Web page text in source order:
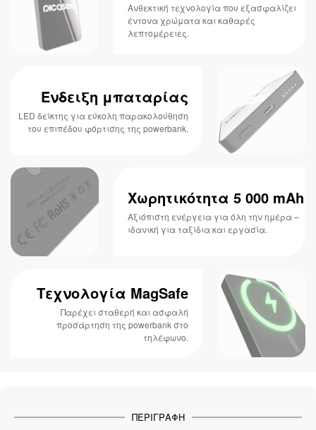
Ανθεκτική τεχνολογία που εξασφαλίζει
έντονα χρώματα και καθαρές
λεπτομέρειες.
Ένδειξη μπαταρίας
LED δείκτης για εύκολη παρακολούθηση
του επιπέδου φόρτισης της powerbank.
Χωρητικότητα 5 000 mAh
Αξιόπιστη ενέργεια για όλη την ημέρα –
ιδανική για ταξίδια και εργασία.
Τεχνολογία MagSafe
Παρέχει σταθερή και ασφαλή
προσάρτηση της powerbank στο
τηλέφωνο.
ΠΕΡΙΓΡΑΦΉ